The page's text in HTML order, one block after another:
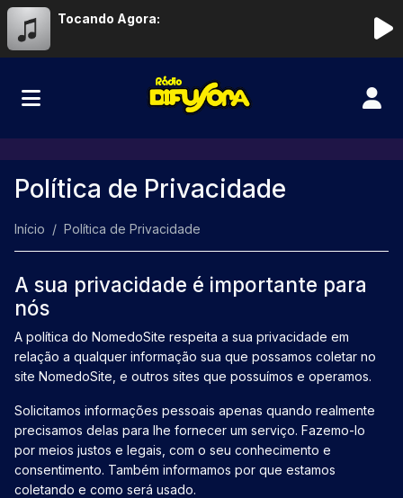
Tocando Agora:
Política de Privacidade
Início Política de Privacidade
A sua privacidade é importante para
nós
A política do NomedoSite respeita a sua privacidade em
relação a qualquer informação sua que possamos coletar no
site NomedoSite, e outros sites que possuímos e operamos.
Solicitamos informações pessoais apenas quando realmente
precisamos delas para lhe fornecer um serviço. Fazemo-lo
por meios justos e legais, com o seu conhecimento e
consentimento. Também informamos por que estamos
coletando e como será usado.